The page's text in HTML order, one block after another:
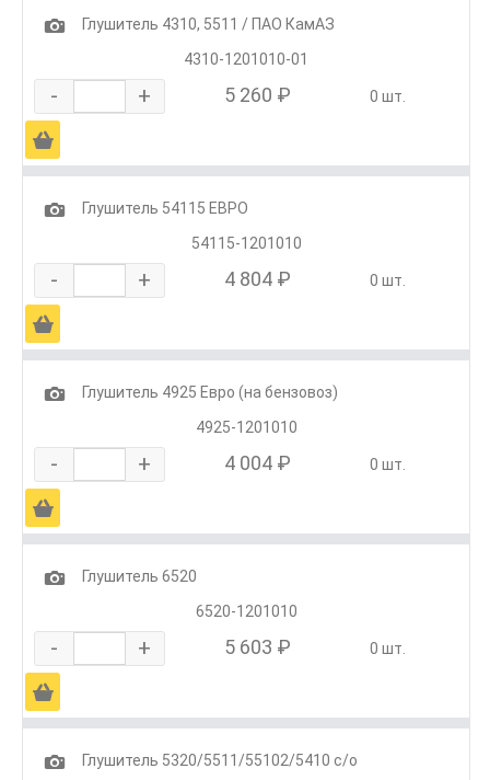
1
Глушитель 4310, 5511 / ПАО КамАЗ
4310-1201010-01
- + 5 260 ₽ 0 шт.
Ä
1
Глушитель 54115 ЕВРО
54115-1201010
- + 4 804 ₽ 0 шт.
Ä
1
Глушитель 4925 Евро (на бензовоз)
4925-1201010
- + 4 004 ₽ 0 шт.
Ä
1
Глушитель 6520
6520-1201010
- + 5 603 ₽ 0 шт.
Ä
1
Глушитель 5320/5511/55102/5410 с/о